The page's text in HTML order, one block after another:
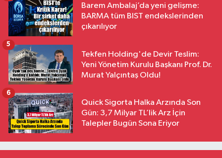
Barem Ambalaj’da yeni gelişme:
BARMA tüm BIST endekslerinden
çıkarılıyor
Tekfen Holding'de Devir Teslim:
Yeni Yönetim Kurulu Başkanı Prof. Dr.
Murat Yalçıntaş Oldu!
5
Quick Sigorta Halka Arzında Son
Gün: 3,7 Milyar TL’lik Arz İçin
Talepler Bugün Sona Eriyor
6